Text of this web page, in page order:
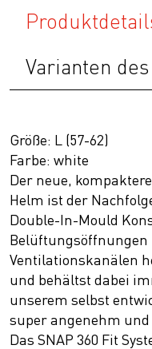
Varianten
Größe: L (57-62)
Farbe: white
Der neue,
Helm ist der
Double-In-Mould
Ventilationskanälen
und behältst dabei
unserem selbst
super angenehm
Das SNAP 360 Fit